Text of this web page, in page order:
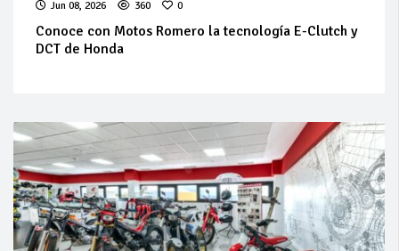
Jun 08, 2026 360 0
Conoce con Motos Romero la tecnología E-Clutch y
DCT de Honda